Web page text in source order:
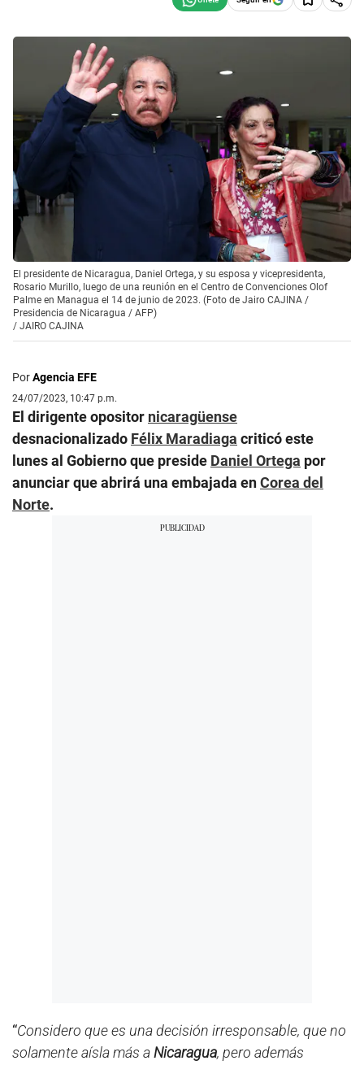
El presidente de Nicaragua, Daniel Ortega, y su esposa y vicepresidenta,
Rosario Murillo, luego de una reunión en el Centro de Convenciones Olof
Palme en Managua el 14 de junio de 2023. (Foto de Jairo CAJINA /
Presidencia de Nicaragua / AFP)
/ JAIRO CAJINA
PorAgencia EFE
24/07/2023, 10:47 p.m.
El dirigente opositor nicaragüense
desnacionalizado Félix Maradiaga criticó este
lunes al Gobierno que preside Daniel Ortega por
anunciar que abrirá una embajada enCorea del
Norte.
“Considero que es una decisión irresponsable, que no
solamente aísla más aNicaragua, pero además